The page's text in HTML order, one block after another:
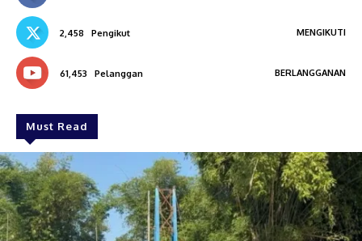
2,458 Pengikut MENGIKUTI
61,453 Pelanggan BERLANGGANAN
Must Read